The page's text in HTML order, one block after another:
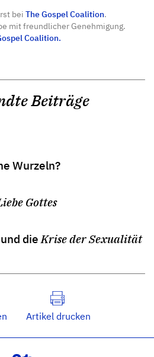
bei The Gospel Coalition.
mit freundlicher Genehmigung.
Coalition.
Beiträge
Wurzeln?
Gottes
die Krise der Sexualität
Artikel drucken